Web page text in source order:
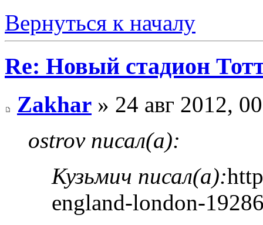
Вернуться к началу
Re: Новый стадион
Zakhar » 24 авг 2012,
ostrov писал(а):
Кузьмич писал(а):
england-london-